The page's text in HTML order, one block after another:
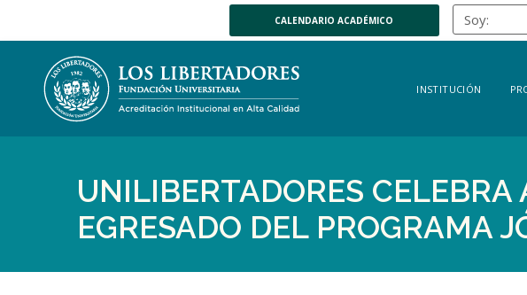
CALENDARIO ACADÉMICO
INSTITUCIÓN
UNILIBERTADORES CELEBRA
EGRESADO DEL PROGRAMA